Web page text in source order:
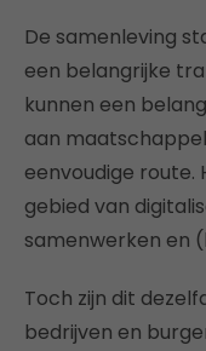
De samenleving
een belangrijke
kunnen een
aan
eenvoudige
gebied van
samenwerken en
Toch zijn dit
bedrijven en